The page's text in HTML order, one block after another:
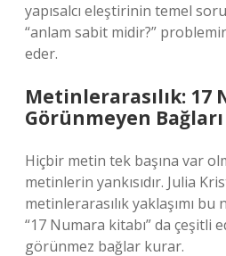
yapısalcı eleştirinin temel
“anlam sabit midir?”
eder.
Metinlerarasılık: 17
Görünmeyen Bağları
Hiçbir metin tek başına var
metinlerin yankısıdır. Julia
metinlerarasılık yaklaşımı
“17 Numara kitabı” da çeşitli
görünmez bağlar kurar.